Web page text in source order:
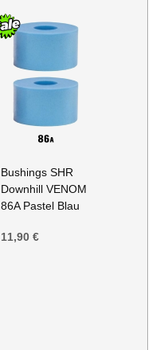
Bushings SHR
Downhill VENOM
86A Pastel Blau
11,90 €
In
den
Warenkorb